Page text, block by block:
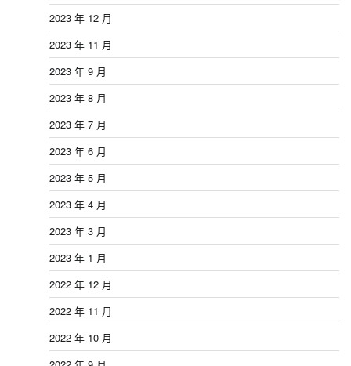
2023 年 12 月
2023 年 11 月
2023 年 9 月
2023 年 8 月
2023 年 7 月
2023 年 6 月
2023 年 5 月
2023 年 4 月
2023 年 3 月
2023 年 1 月
2022 年 12 月
2022 年 11 月
2022 年 10 月